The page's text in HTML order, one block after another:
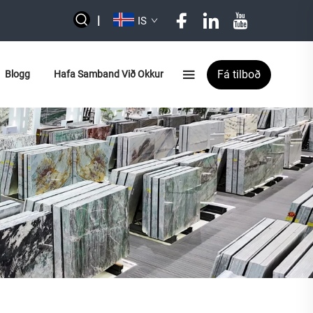
| IS
Blogg Hafa Samband Við Okkur Fá tilboð